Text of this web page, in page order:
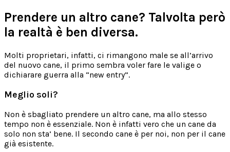
Prendere un altro cane? Talvolta però
la realtà è ben diversa.
Molti proprietari, infatti, ci rimangono male se all’arrivo
del nuovo cane, il primo sembra voler fare le valige o
dichiarare guerra alla “new entry”.
Meglio soli?
Non è sbagliato prendere un altro cane, ma allo stesso
tempo non è essenziale. Non è infatti vero che un cane da
solo non sta’ bene. Il secondo cane è per noi, non per il cane
già esistente.